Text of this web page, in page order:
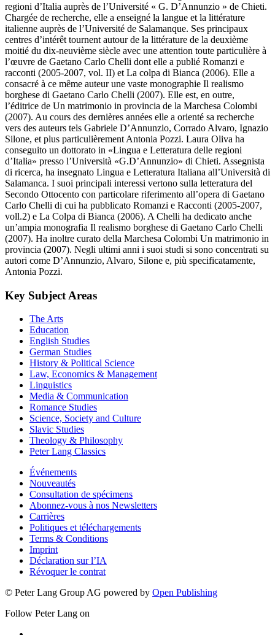
Laura Oliva est titulaire d’un doctorat en Lingua e letteratura delle
regioni d’Italia auprès de l’Université « G. D’Annunzio » de Chieti.
Chargée de recherche, elle a enseigné la langue et la littérature
italienne auprès de l’Université de Salamanque. Ses principaux
centres d’intérêt tournent autour de la littérature de la deuxième
moitié du dix-neuvième siècle avec une attention toute particulière à
l’œuvre de Gaetano Carlo Chelli dont elle a publié Romanzi e
racconti (2005-2007, vol. II) et La colpa di Bianca (2006). Elle a
consacré à ce même auteur une vaste monographie Il realismo
borghese di Gaetano Carlo Chelli (2007). Elle est, en outre,
l’éditrice de Un matrimonio in provincia de la Marchesa Colombi
(2007). Au cours des dernières années elle a orienté sa recherche
vers des auteurs tels Gabriele D’Annunzio, Corrado Alvaro, Ignazio
Silone, et plus particulièrement Antonia Pozzi. Laura Oliva ha
conseguito un dottorato in «Lingua e Letteratura delle regioni
d’Italia» presso l’Università «G.D’Annunzio» di Chieti. Assegnista
di ricerca, ha insegnato Lingua e Letteratura Italiana all’Università di
Salamanca. I suoi principali interessi vertono sulla letteratura del
Secondo Ottocento con particolare riferimento all’opera di Gaetano
Carlo Chelli di cui ha pubblicato Romanzi e Racconti (2005-2007,
voll.2) e La Colpa di Bianca (2006). A Chelli ha dedicato anche
un’ampia monografia Il realismo borghese di Gaetano Carlo Chelli
(2007). Ha inoltre curato della Marchesa Colombi Un matrimonio in
provincia (2007). Negli ultimi anni i suoi studi si sono concentrati su
autori come D’Annunzio, Alvaro, Silone e, più specificatamente,
Key Subject Areas
The Arts
Education
English Studies
German Studies
History & Political Science
Law, Economics & Management
Linguistics
Media & Communication
Romance Studies
Science, Society and Culture
Slavic Studies
Theology & Philosophy
Événements
Nouveautés
Consultation de spécimens
Abonnez-vous à nos Newsletters
Carrières
Politiques et téléchargements
Terms & Conditions
Imprint
Déclaration sur l’IA